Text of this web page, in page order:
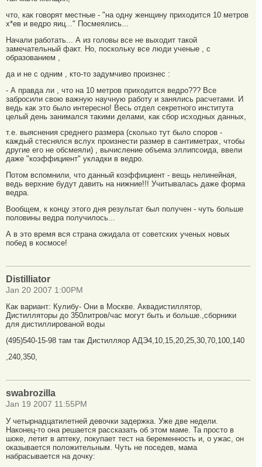
что, как говорят местные - "на одну женщину приходится 10 метров
х*ев и ведро яиц..." Посмеялись...
Начали работать... А из головы все не выходит такой
замечательный факт. Но, поскольку все люди ученые , с
образованием ,
да и не с одним , кто-то задумчиво произнес :
- А правда ли , что на 10 метров приходится ведро??? Все
забросили свою важную научную работу и занялись расчетами. И
ведь как это было интересно! Весь отдел секретного института
целый день занимался такими делами, как сбор исходных данных,
т.е. выяснения среднего размера (сколько тут было споров -
каждый стеснялся вслух произнести размер в сантиметрах, чтобы
другие его не обсмеяли) , вычисление объема эллипсоида, ввели
даже "коэффициент" укладки в ведро.
Потом вспомнили, что данный коэффициент - вещь нелинейная,
ведь верхние будут давить на нижние!!! Учитывалась даже форма
ведра.
Вообщем, к концу этого дня результат был получен - чуть больше
половины ведра получилось...
А в это время вся страна ожидала от советских ученых новых
побед в космосе!
Distilliator
Jan 20 2007 1:00PM
Как вариант: Кулибу- Они в Москве. Аквадистиллятор,
Дистилляторы до 350литров/час могут быть и больше.,сборники
для дистиллированой воды
(495)540-15-98 там так Дистилляор АДЭ4,10,15,20,25,30,70,100,140
,240,350,
swabrozilla
Jan 19 2007 11:55PM
У четырнадцатилетней девочки задержка. Уже две недели.
Наконец-то она решается рассказать об этом маме. Та просто в
шоке, летит в аптеку, покупает тест на беременность и, о ужас, он
оказывается положительным. Чуть не поседев, мама
набрасывается на дочку: